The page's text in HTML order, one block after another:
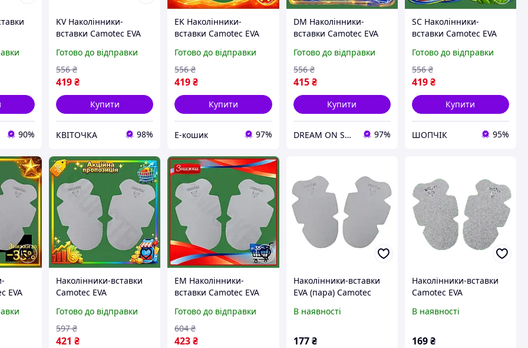
90%
KV Наколінники-
вставки Camotec EVA
захисту колін тактичні
вставки для комфорту
99/KVI
Готово до відправки
419₴
556 ₴
Купити
КВІТОЧКА 98%
EK Наколінники-
вставки Camotec EVA
захисту колін тактичні
вставки для комфорт
HFX17_E
Готово до відправки
419₴
556 ₴
Купити
Е-кошик 97%
DM Наколінники-
вставки Camotec EVA
для захисту колін
тактичні вставки для
комфор SPE|LZ
Готово до відправки
415 ₴
556 ₴
Купити
DREAM ON SHOP 97%
SC Наколінники-
вставки Camotec EVA
захисту колін тактичні
вставки для комфорту
CH2_99K
Готово до відправки
419₴
556 ₴
Купити
ШОПЧІК 95%
EVA
Наколінники-вставки
Camotec EVA
Готово до відправки
421 ₴
597 ₴
EM Наколінники-
вставки Camotec EVA
захисту колін тактичні
вставки для комфорту
MAR_K
Готово до відправки
423₴
604 ₴
Наколінники-вставки
EVA (пара) Camotec
В наявності
177 ₴
Наколінники-вставки
Camotec EVA
В наявності
169₴